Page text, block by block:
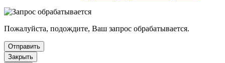
Пожалуйста, подождите, Ваш запрос обрабатывается.
Отправить
Закрыть